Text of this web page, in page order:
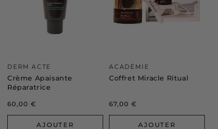
Distributeur :
DERM ACTE
Crème Apaisante
Réparatrice
Prix
60,00 €
AJOUTER
Distributeur :
ACADÉMIE
Coffret Miracle Ritual
Prix
67,00 €
AJOUTER